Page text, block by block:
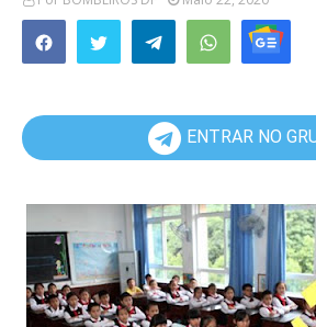
ENTRAR NO